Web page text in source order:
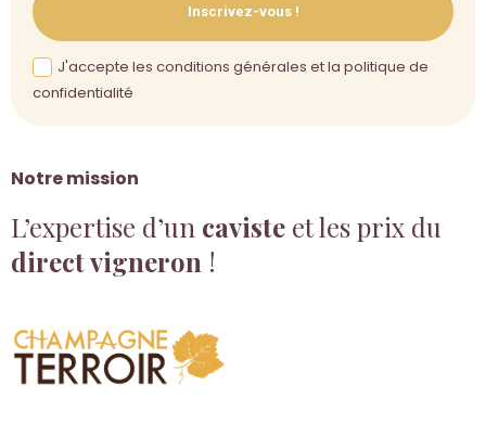
Notre mission
L’expertise d’un caviste et les prix du
direct vigneron !
Inscrivez-vous !
J'accepte les conditions générales et la politique de
confidentialité